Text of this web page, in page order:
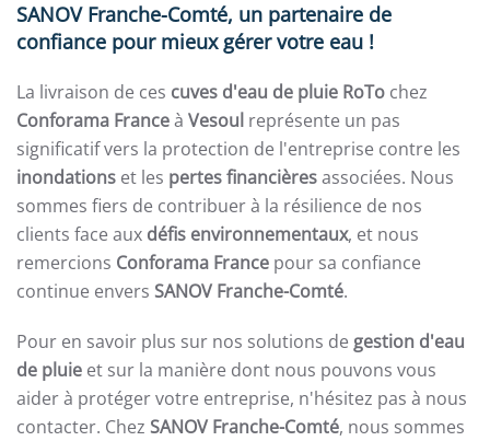
SANOV Franche-Comté, un partenaire de
confiance pour mieux gérer votre eau !
La livraison de ces cuves d'eau de pluie RoTo chez
Conforama Franceà Vesoul représente un pas
significatif vers la protection de l'entreprise contre les
inondations et les pertes financièresassociées. Nous
sommes fiers de contribuer à la résilience de nos
clients face aux défis environnementaux, et nous
remercions Conforama France pour sa confiance
continue envers SANOV Franche-Comté.
Pour en savoir plus sur nos solutions de gestion d'eau
de pluie et sur la manière dont nous pouvons vous
aider à protéger votre entreprise, n'hésitez pas à nous
contacter. Chez SANOV Franche-Comté, nous sommes